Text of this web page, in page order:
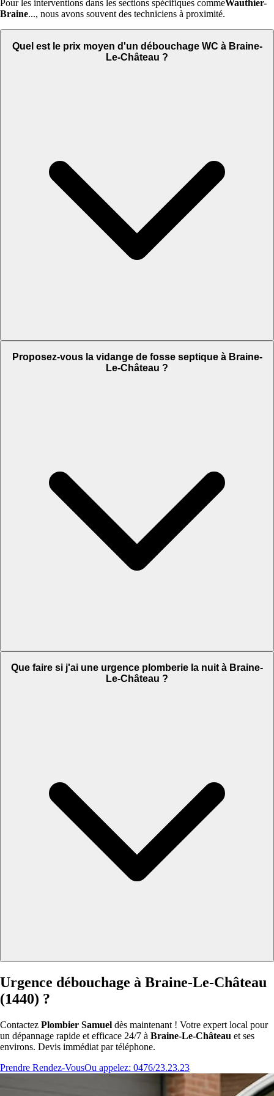
Pour les interventions dans les sections spécifiques commeWauthier-
Braine..., nous avons souvent des techniciens à proximité.
Quel est le prix moyen d'un débouchage WC à Braine-
Le-Château ?
Proposez-vous la vidange de fosse septique à Braine-
Le-Château ?
Que faire si j'ai une urgence plomberie la nuit à Braine-
Le-Château ?
Urgence débouchage à Braine-Le-Château
(1440) ?
Contactez Plombier Samuel dès maintenant ! Votre expert local pour
un dépannage rapide et efficace 24/7 à Braine-Le-Château et ses
environs. Devis immédiat par téléphone.
Prendre Rendez-VousOu appelez: 0476/23.23.23